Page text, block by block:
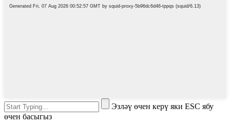
Эзләү өчен керү яки ESC ябу
өчен басыгыз